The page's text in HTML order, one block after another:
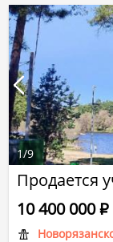
Продается
10 400 000Р
1/9